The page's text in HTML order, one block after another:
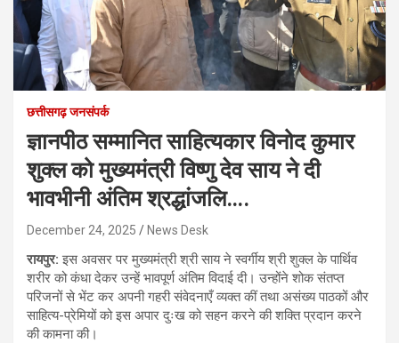
छत्तीसगढ़ जनसंपर्क
ज्ञानपीठ सम्मानित साहित्यकार विनोद कुमार
शुक्ल को मुख्यमंत्री विष्णु देव साय ने दी
भावभीनी अंतिम श्रद्धांजलि….
December 24, 2025 News Desk
रायपुर:इस अवसर पर मुख्यमंत्री श्री साय ने स्वर्गीय श्री शुक्ल के पार्थिव
शरीर को कंधा देकर उन्हें भावपूर्ण अंतिम विदाई दी। उन्होंने शोक संतप्त
परिजनों से भेंट कर अपनी गहरी संवेदनाएँ व्यक्त कीं तथा असंख्य पाठकों और
साहित्य-प्रेमियों को इस अपार दुःख को सहन करने की शक्ति प्रदान करने
की कामना की।